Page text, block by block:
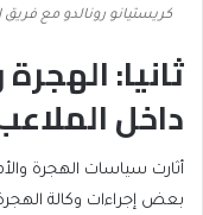
كريستيانو رونالدو مع فريق
ثانيا:
داخل
أثارت سياسات الهجرة
بعض إجراءات وكالة